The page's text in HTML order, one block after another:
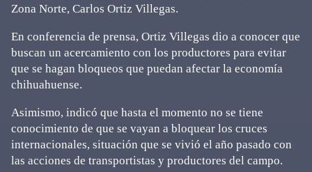
Zona Norte, Carlos Ortiz Villegas.
En conferencia de prensa, Ortiz Villegas dio a conocer que
buscan un acercamiento con los productores para evitar
que se hagan bloqueos que puedan afectar la economía
chihuahuense.
Asimismo, indicó que hasta el momento no se tiene
conocimiento de que se vayan a bloquear los cruces
internacionales, situación que se vivió el año pasado con
las acciones de transportistas y productores del campo.